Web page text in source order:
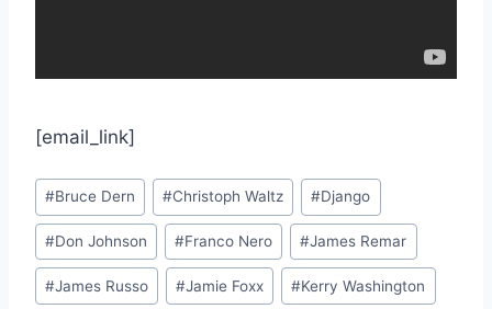
[email_link]
Post
Tags:
#Bruce Dern #Christoph Waltz #Django
#Don Johnson #Franco Nero #James Remar
#James Russo #Jamie Foxx #Kerry Washington